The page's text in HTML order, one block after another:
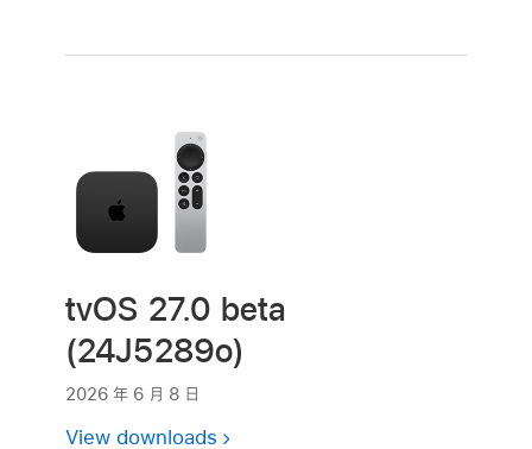
tvOS 27.0 beta
(24J5289o)
2026 年 6 月 8 日
View downloads